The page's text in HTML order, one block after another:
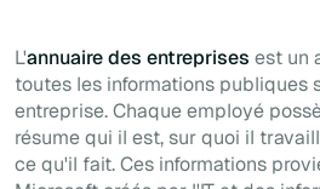
L'annuaire des entreprises est un
toutes les informations publiques
entreprise. Chaque employé
résume qui il est, sur quoi il
ce qu'il fait. Ces informations